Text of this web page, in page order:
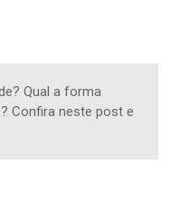
Qual a forma
Confira neste post e